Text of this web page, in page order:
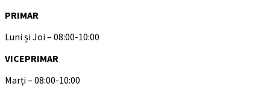
PRIMAR
Luni și Joi – 08:00-10:00
VICEPRIMAR
Marți – 08:00-10:00